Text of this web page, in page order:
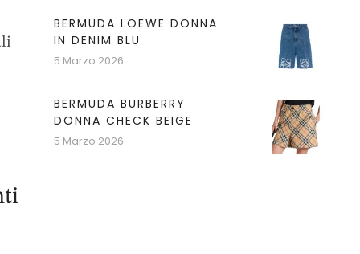
BERMUDA LOEWE DONNA
IN DENIM BLU
5 Marzo 2026
BERMUDA BURBERRY
DONNA CHECK BEIGE
5 Marzo 2026